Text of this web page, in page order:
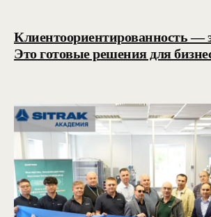
Клиентоориентированность —
Это готовые решения для